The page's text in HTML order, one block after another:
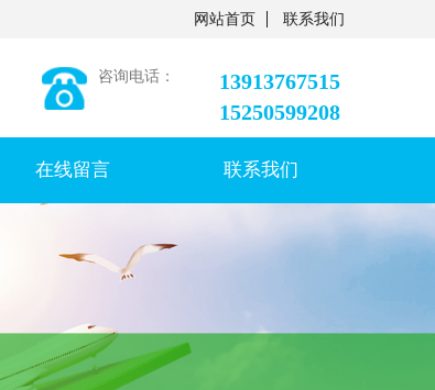
网站首页 联系我们
咨询电话：
13913767515
15250599208
在线留言 联系我们